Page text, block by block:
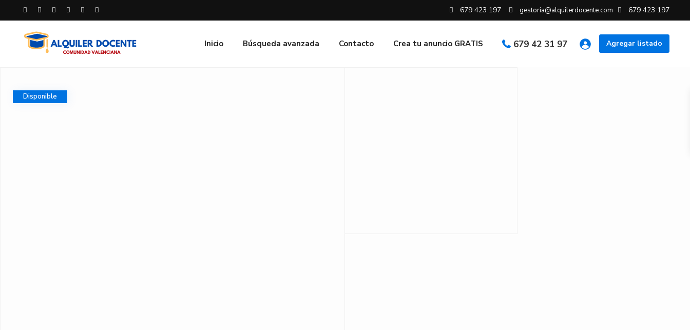
679 423 197 gestoria@alquilerdocente.com 679 423 197
Agregar listado
679 42 31 97
Inicio Búsqueda avanzada Contacto Crea tu anuncio GRATIS
Disponible